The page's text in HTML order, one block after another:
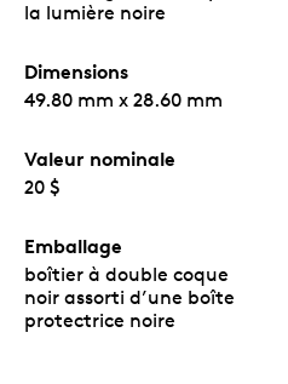
la lumière noire
Dimensions
49.80 mm x 28.60 mm
Valeur nominale
20 $
Emballage
boîtier à double coque
noir assorti d’une boîte
protectrice noire